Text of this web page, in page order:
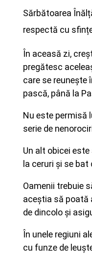
Sărbătoarea
respectă cu
În aceasă zi,
pregătesc
care se reunește
pască, până la
Nu este permisă
serie de
Un alt obicei
la ceruri şi se
Oamenii trebuie
aceștia să poată
de dincolo și
În unele regiuni
cu funze de